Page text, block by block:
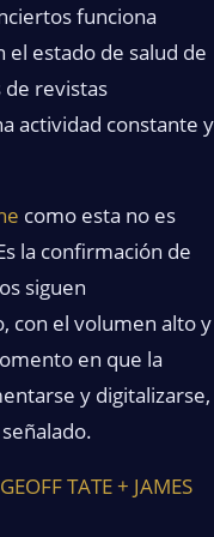
funciona
estado de salud de
de revistas
actividad constante y
como esta no es
la confirmación de
siguen
con el volumen alto y
en que la
y digitalizarse,
TATE + JAMES